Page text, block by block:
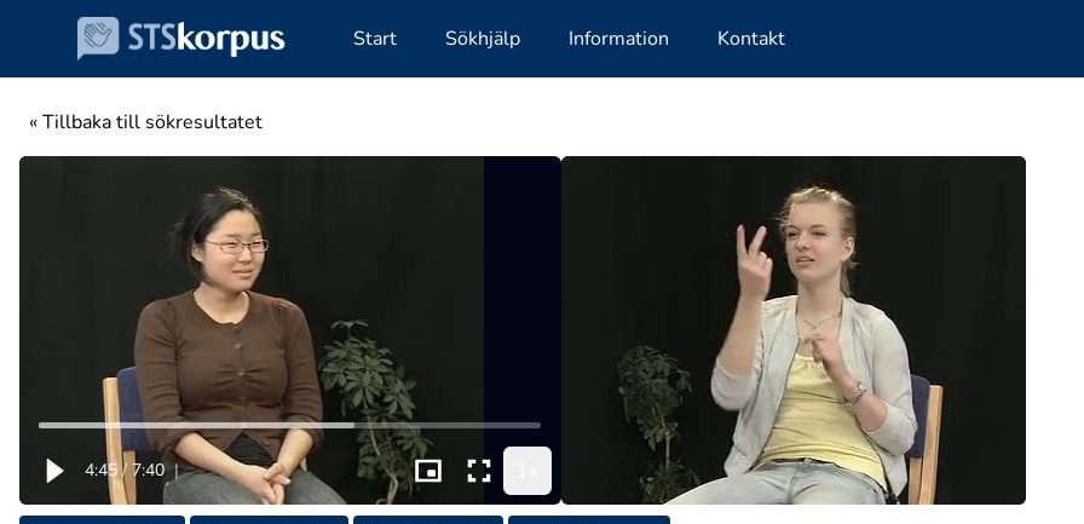
Start Sökhjälp Information Kontakt
« Tillbaka till sökresultatet
4:45 / 7:40 |